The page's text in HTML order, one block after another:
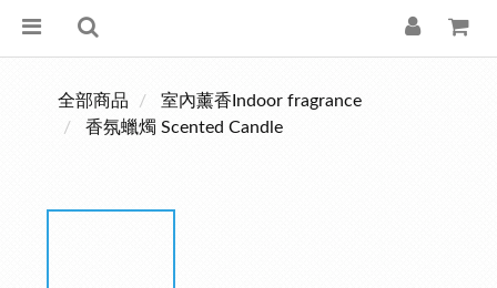
全部商品
室內薰香Indoor fragrance
香氛蠟燭 Scented Candle